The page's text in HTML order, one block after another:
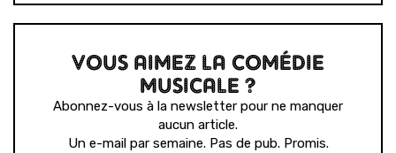
VOUS AIMEZ LA COMÉDIE
MUSICALE ?
Abonnez-vous à la newsletter pour ne manquer
aucun article.
Un e-mail par semaine. Pas de pub. Promis.